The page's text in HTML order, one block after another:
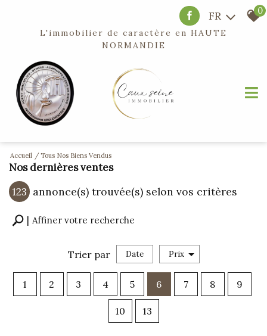
FR 0
L'immobilier de caractère en HAUTE
NORMANDIE
Accueil Tous Nos Biens Vendus
Nos dernières ventes
123 annonce(s) trouvée(s) selon vos critères
Affiner votre recherche
Trier par Date Prix
1 2 3 4 5 6 7 8 9
10 13